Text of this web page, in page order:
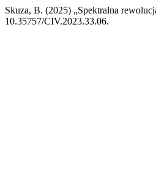
Skuza, B. (2025) „Spektralna
10.35757/CIV.2023.33.06.